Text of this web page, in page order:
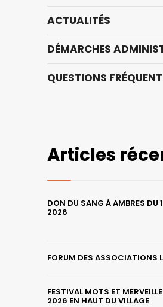
ACTUALITÉS
DÉMARCHES
QUESTIONS
Articles
DON DU SANG À AMBRES DU
2026
FORUM DES ASSOCIATIONS
FESTIVAL MOTS ET
2026 EN HAUT DU VILLAGE